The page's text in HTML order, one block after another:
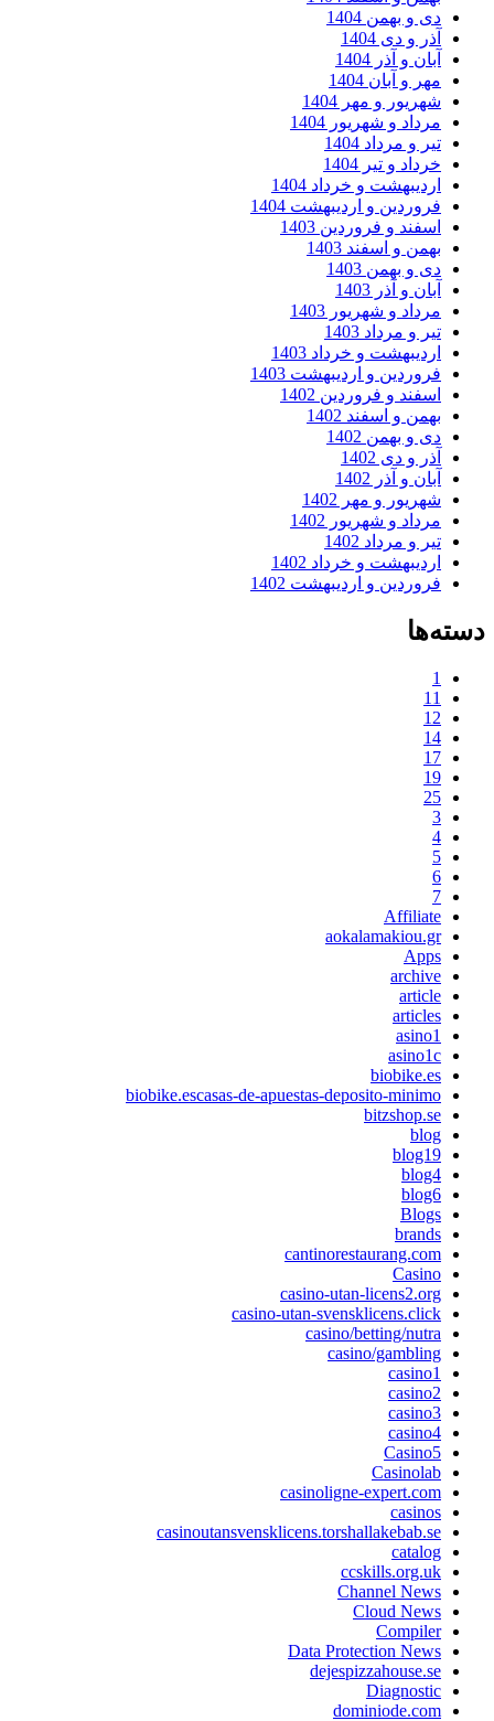
و بهمن 1404
و دی 1404
و آذر 1404
و آبان 1404
و مهر 1404
و شهریور 1404
و مرداد 1404
و تیر 1404
و خرداد 1404
و اردیبهشت 1404
و فروردین 1403
و اسفند 1403
و بهمن 1403
و آذر 1403
و شهریور 1403
و مرداد 1403
و خرداد 1403
و اردیبهشت 1403
و فروردین 1402
و اسفند 1402
و بهمن 1402
و دی 1402
و آذر 1402
و مهر 1402
و شهریور 1402
و مرداد 1402
و خرداد 1402
و اردیبهشت 1402
biobike.escasas-de-apuestas-deposito-
casino-utan-
casino-utan-
casino/betting/
casino/
casinoligne-
Channel
Cloud
Data Protection